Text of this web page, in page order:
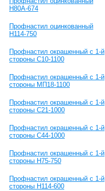
Н80А-674
Профнастил оцинкованный
Н114-750
Профнастил окрашенный с 1-й
стороны С10-1100
Профнастил окрашенный с 1-й
стороны МП18-1100
Профнастил окрашенный с 1-й
стороны C21-1000
Профнастил окрашенный с 1-й
стороны С44-1000
Профнастил окрашенный с 1-й
стороны Н75-750
Профнастил окрашенный с 1-й
стороны Н114-600